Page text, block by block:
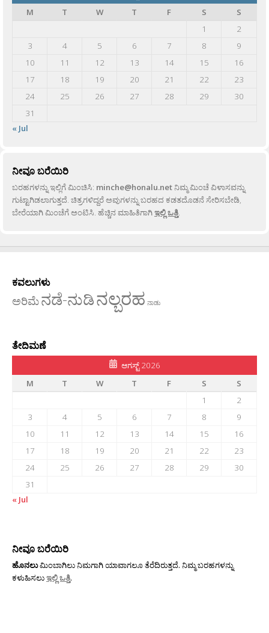
M
T W T F S
S
1
2
3
4 5 6 7 8
9
10
11 12 13 14 15
16
17
18 19 20 21 22
23
24
25 26 27 28 29
30
31
« Jul
ನೀವೂ ಬರೆಯಿರಿ
ಬರಹಗಳನ್ನು ಇಲ್ಲಿಗೆ ಮಿಂಚಿಸಿ: minche@honalu.netನಿಮ್ಮ ಮಿಂಚೆ ವಿಳಾಸವನ್ನು
ಗುಟ್ಟಾಗಿಡಲಾಗುತ್ತದೆ. ಚಿತ್ರಗಳಿದ್ದರೆ ಅವುಗಳನ್ನು ಬರಹದ ಕಡತದೊಡನೆ ಸೇರಿಸಬೇಡಿ,
ಬೇರೆಯಾಗಿ ಮಿಂಚೆಗೆ ಅಂಟಿಸಿ. ಹೆಚ್ಚಿನ ಮಾಹಿತಿಗಾಗಿಇಲ್ಲಿ ಒತ್ತಿ.
ಕವಲುಗಳು
ಅರಿಮೆನಡೆ-ನುಡಿನಲ್ಬರಹ ನಾಡು
ತೇದಿಮಣೆ
ಆಗಸ್ಟ್ 2026
M
T W T F S
S
1
2
3
4 5 6 7 8
9
10
11 12 13 14 15
16
17
18 19 20 21 22
23
24
25 26 27 28 29
30
31
« Jul
ನೀವೂ ಬರೆಯಿರಿ
ಹೊನಲುಮಿಂಬಾಗಿಲು ನಿಮಗಾಗಿ ಯಾವಾಗಲೂ ತೆರೆದಿರುತ್ತದೆ. ನಿಮ್ಮ ಬರಹಗಳನ್ನು
ಕಳುಹಿಸಲುಇಲ್ಲಿ ಒತ್ತಿ.